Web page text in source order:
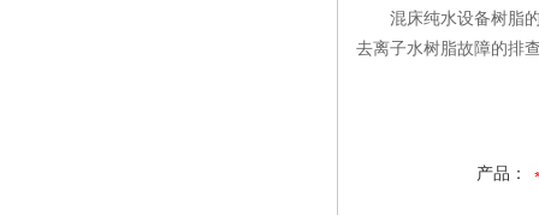
混床纯水设备树脂的
去离子水树脂故障的排
产品：